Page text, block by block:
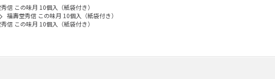
信 この味月 10個入（紙袋付き）
福壽堂秀信 この味月 10個入（紙袋付き）
信 この味月 10個入（紙袋付き）